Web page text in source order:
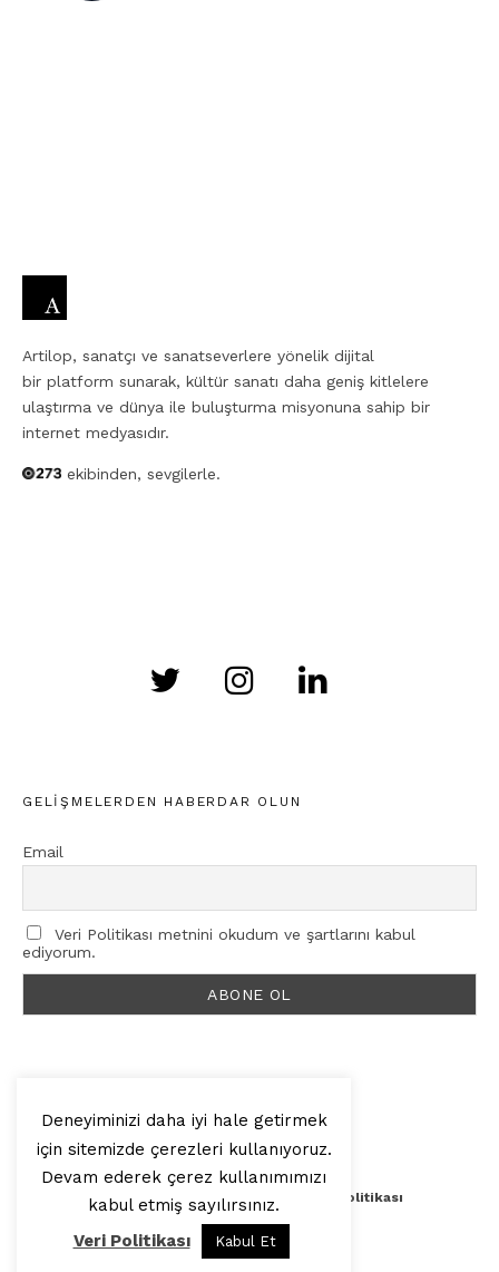
Artilop, sanatçı ve sanatseverlere yönelik dijital
bir platform sunarak, kültür sanatı daha geniş kitlelere
ulaştırma ve dünya ile buluşturma misyonuna sahip bir
internet medyasıdır.
ekibinden, sevgilerle.
GELIŞMELERDEN HABERDAR OLUN
Email
Veri Politikası metnini okudum ve şartlarını kabul
ediyorum.
© 2025, Artilop
Künye Yazar Başvurusu Veri Politikası
Yukarı Çık
Deneyiminizi daha iyi hale getirmek
için sitemizde çerezleri kullanıyoruz.
Devam ederek çerez kullanımımızı
kabul etmiş sayılırsınız.
Veri Politikası
Kabul Et